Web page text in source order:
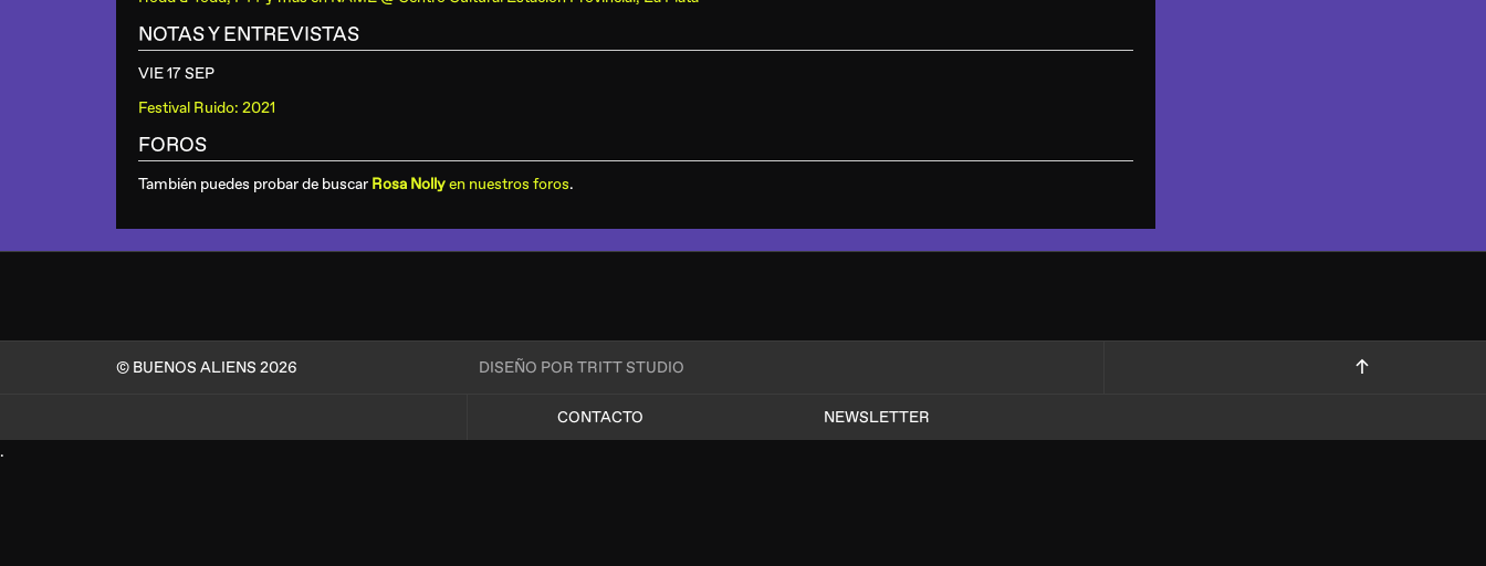
NOTAS Y ENTREVISTAS
VIE 17 SEP
Festival Ruido: 2021
FOROS
También puedes probar de buscar Rosa Nollyen nuestros foros.
© BUENOS ALIENS 2026 DISEÑO POR TRITT STUDIO
CONTACTO
NEWSLETTER
.